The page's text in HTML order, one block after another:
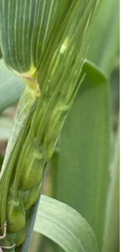
Kars
Kastamonu
Kayseri
Kırklareli
Kırşehir
Kocaeli
Konya
Kütahya
Malatya
Manisa